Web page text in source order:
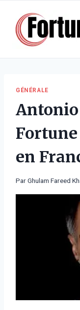
contenu
GÉNÉRALE
Fortune
en
ParGhulam Fareed